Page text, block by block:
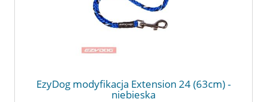
EzyDog modyfikacja Extension 24 (63cm) -
niebieska